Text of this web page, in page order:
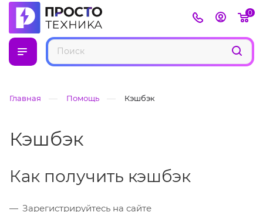
0
Кэшбэк
Главная — Помощь — Кэшбэк
Как получить кэшбэк
Зарегистрируйтесь на сайте